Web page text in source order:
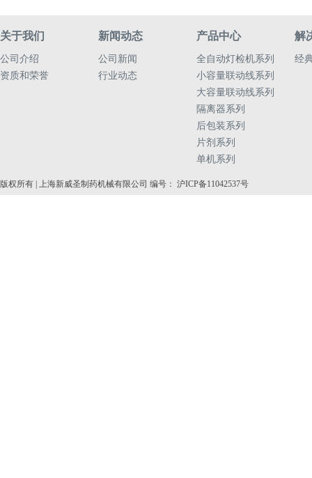
关于我们
公司介绍
资质和荣誉
新闻动态
公司新闻
行业动态
产品中心
全自动灯检机系列
小容量联动线系列
大容量联动线系列
隔离器系列
后包装系列
片剂系列
单机系列
解
经
版权所有 | 上海新威圣制药机械有限公司 编号： 沪ICP备11042537号